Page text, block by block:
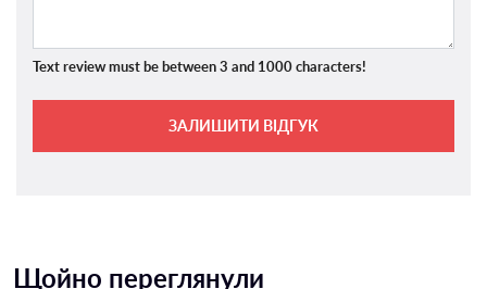
Text review must be between 3 and 1000 characters!
ЗАЛИШИТИ ВІДГУК
Щойно переглянули